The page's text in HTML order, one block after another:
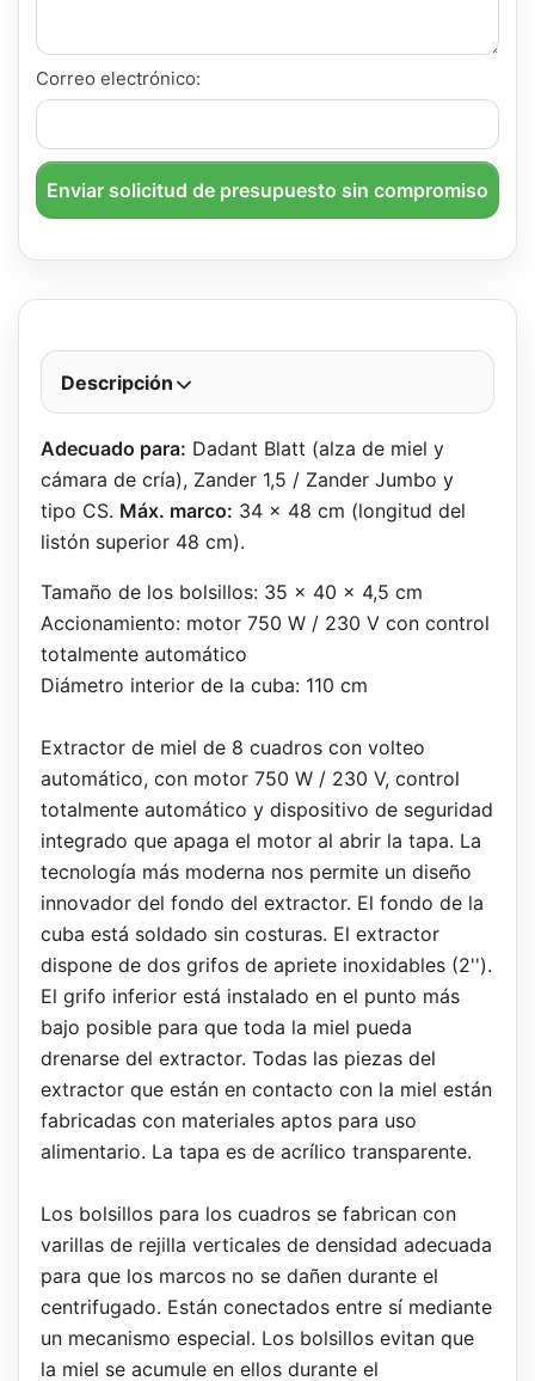
Correo electrónico:
Enviar solicitud de presupuesto sin compromiso
Descripción
Adecuado para: Dadant Blatt (alza de miel y
cámara de cría), Zander 1,5 / Zander Jumbo y
tipo CS. Máx. marco: 34 x 48 cm (longitud del
listón superior 48 cm).
Tamaño de los bolsillos: 35 x 40 x 4,5 cm
Accionamiento: motor 750 W / 230 V con control
totalmente automático
Diámetro interior de la cuba: 110 cm
Extractor de miel de 8 cuadros con volteo
automático, con motor 750 W / 230 V, control
totalmente automático y dispositivo de seguridad
integrado que apaga el motor al abrir la tapa. La
tecnología más moderna nos permite un diseño
innovador del fondo del extractor. El fondo de la
cuba está soldado sin costuras. El extractor
dispone de dos grifos de apriete inoxidables (2'').
El grifo inferior está instalado en el punto más
bajo posible para que toda la miel pueda
drenarse del extractor. Todas las piezas del
extractor que están en contacto con la miel están
fabricadas con materiales aptos para uso
alimentario. La tapa es de acrílico transparente.
Los bolsillos para los cuadros se fabrican con
varillas de rejilla verticales de densidad adecuada
para que los marcos no se dañen durante el
centrifugado. Están conectados entre sí mediante
un mecanismo especial. Los bolsillos evitan que
la miel se acumule en ellos durante el